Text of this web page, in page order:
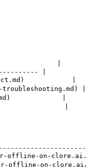
|
|
|
troubleshooting.md) |
|
|
server-offline-
offline-on-